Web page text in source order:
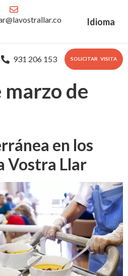
Idioma
931 206 153 SOLICITAR VISITA
marzo de
en los
Vostra Llar